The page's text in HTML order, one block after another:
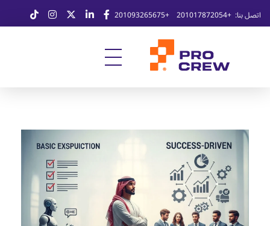
اتصل بنا: +201017872054
+201093265675
Professional Tech Solutions